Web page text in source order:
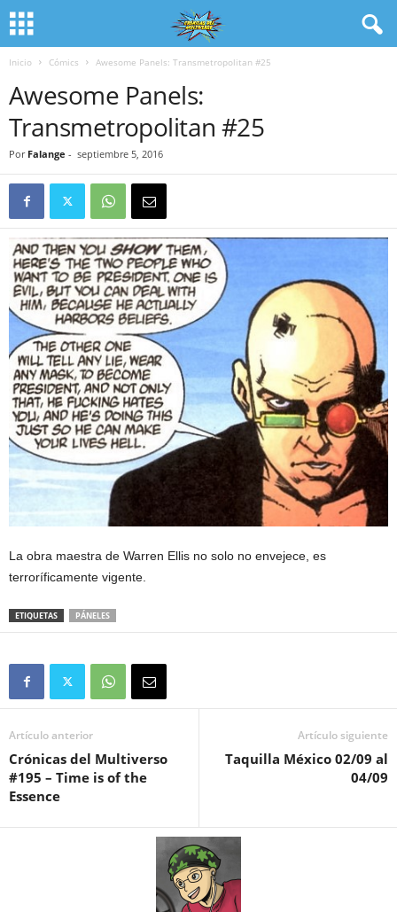
Inicio Cómics Awesome Panels: Transmetropolitan #25
Awesome Panels:
Transmetropolitan #25
Por Falange - septiembre 5, 2016
La obra maestra de Warren Ellis no solo no envejece, es
terroríficamente vigente.
ETIQUETAS PÁNELES
Artículo anterior
Crónicas del Multiverso
#195 – Time is of the
Essence
Artículo siguiente
Taquilla México 02/09 al
04/09